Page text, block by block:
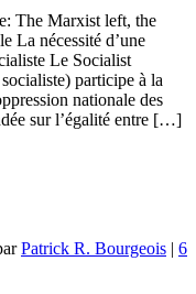
The Marxist left, the
La nécessité d’une
Le Socialist
participe à la
nationale des
sur l’égalité entre […]
Patrick R. Bourgeois | 6